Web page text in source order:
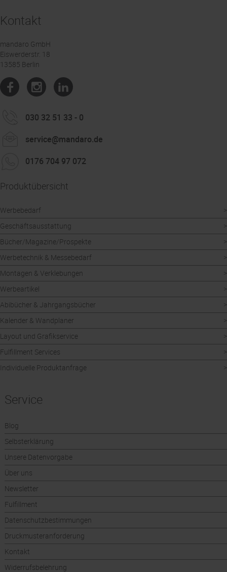
350000
450000
Kontakt
mandaro GmbH
Eiswerderstr. 18
13585 Berlin
030 32 51 33 - 0
service@mandaro.de
0176 704 97 072
Produktübersicht
Werbebedarf
Geschäftsausstattung
Bücher/Magazine/Prospekte
Werbetechnik & Messebedarf
Montagen & Verklebungen
Werbeartikel
Abibücher & Jahrgangsbücher
Kalender & Wandplaner
Layout und Grafikservice
Fulfillment Services
Individuelle Produktanfrage
Service
Blog
Selbsterklärung
Unsere Datenvorgabe
Über uns
Newsletter
Fulfillment
Datenschutzbestimmungen
Druckmusteranforderung
Kontakt
Widerrufsbelehrung